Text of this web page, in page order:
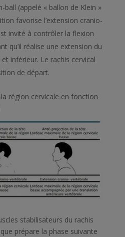
ball (appelé « ballon de Klein »
favorise l’extension cranio-
invité à contrôler la flexion
qu’il réalise une extension du
inférieur. Le rachis cervical
de départ.
région cervicale en fonction
stabilisateurs du rachis
prépare la phase suivante